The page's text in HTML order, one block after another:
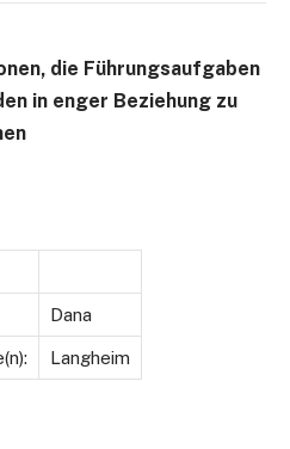
die Führungsaufgaben
in enger Beziehung zu
Dana
Langheim